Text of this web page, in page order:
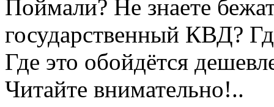
Поймали? Не знаете
государственный КВД?
Где это обойдётся
Читайте внимательно!..